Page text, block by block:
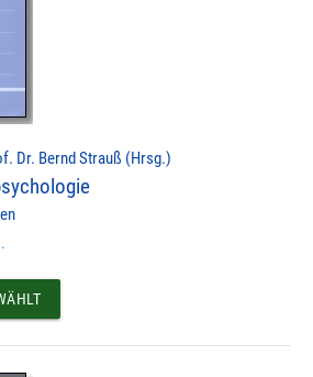
Dr. Bernd Strauß (Hrsg.)